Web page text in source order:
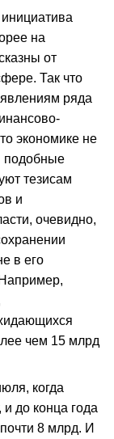
на
от
Так что
ряда
экономике не
подобные
тезисам
и
очевидно,
в его
чем 15 млрд
когда
до конца года
8 млрд. И